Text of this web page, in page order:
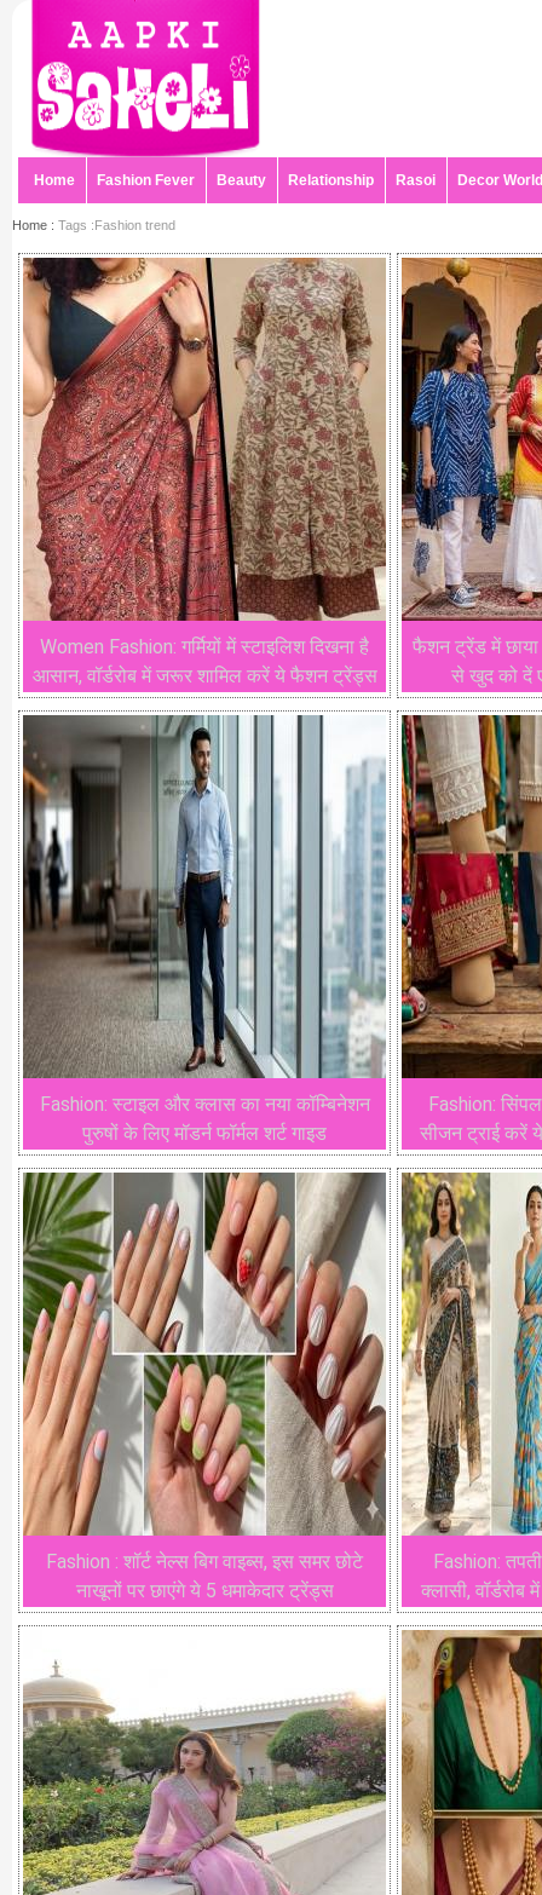
Home Fashion Fever Beauty Relationship Rasoi Decor World
Home : Tags :Fashion trend
Women Fashion: गर्मियों में स्टाइलिश दिखना है
आसान, वॉर्डरोब में जरूर शामिल करें ये फैशन ट्रेंड्स
फैशन ट्रेंड में छाया
से खुद को दें
Fashion: स्टाइल और क्लास का नया कॉम्बिनेशन
पुरुषों के लिए मॉडर्न फॉर्मल शर्ट गाइड
Fashion:
सीजन ट्राई करें
Fashion : शॉर्ट नेल्स बिग वाइब्स, इस समर छोटे
नाखूनों पर छाएंगे ये 5 धमाकेदार ट्रेंड्स
Fashion:
क्लासी,